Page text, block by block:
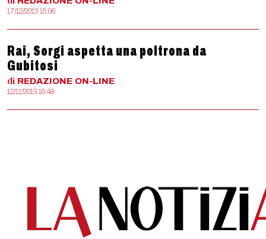
17/12/2013 15:06
Rai, Sorgi aspetta una poltrona da
Gubitosi
di REDAZIONE ON-LINE
12/11/2013 16:48